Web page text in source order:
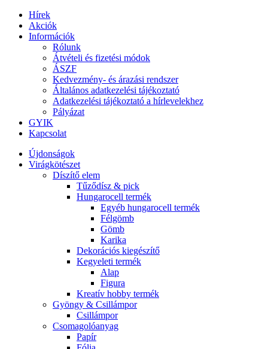
Hírek
Akciók
Információk
Rólunk
Átvételi és fizetési módok
ÁSZF
Kedvezmény- és árazási rendszer
Általános adatkezelési tájékoztató
Adatkezelési tájékoztató a hírlevelekhez
Pályázat
GYIK
Kapcsolat
Újdonságok
Virágkötészet
Díszítő elem
Tűződísz & pick
Hungarocell termék
Egyéb hungarocell termék
Félgömb
Gömb
Karika
Dekorációs kiegészítő
Kegyeleti termék
Alap
Figura
Kreatív hobby termék
Gyöngy & Csillámpor
Csillámpor
Csomagolóanyag
Papír